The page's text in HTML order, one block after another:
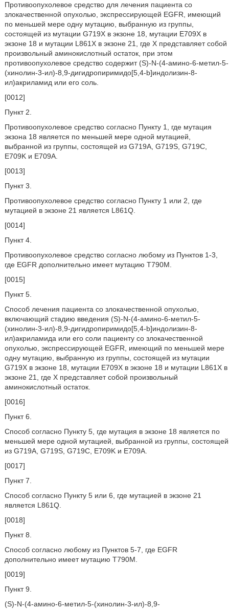
Противоопухолевое средство для лечения пациента со
злокачественной опухолью, экспрессирующей EGFR, имеющий
по меньшей мере одну мутацию, выбранную из группы,
состоящей из мутации G719X в экзоне 18, мутации E709X в
экзоне 18 и мутации L861X в экзоне 21, где X представляет собой
произвольный аминокислотный остаток, при этом
противоопухолевое средство содержит (S)-N-(4-амино-6-метил-5-
(хинолин-3-ил)-8,9-дигидропиримидо[5,4-b]индолизин-8-
ил)акриламид или его соль.
[0012]
Пункт 2.
Противоопухолевое средство согласно Пункту 1, где мутация
экзона 18 является по меньшей мере одной мутацией,
выбранной из группы, состоящей из G719A, G719S, G719C,
E709K и E709A.
[0013]
Пункт 3.
Противоопухолевое средство согласно Пункту 1 или 2, где
мутацией в экзоне 21 является L861Q.
[0014]
Пункт 4.
Противоопухолевое средство согласно любому из Пунктов 1-3,
где EGFR дополнительно имеет мутацию T790M.
[0015]
Пункт 5.
Способ лечения пациента со злокачественной опухолью,
включающий стадию введения (S)-N-(4-амино-6-метил-5-
(хинолин-3-ил)-8,9-дигидропиримидо[5,4-b]индолизин-8-
ил)акриламида или его соли пациенту со злокачественной
опухолью, экспрессирующей EGFR, имеющий по меньшей мере
одну мутацию, выбранную из группы, состоящей из мутации
G719X в экзоне 18, мутации E709X в экзоне 18 и мутации L861X в
экзоне 21, где X представляет собой произвольный
аминокислотный остаток.
[0016]
Пункт 6.
Способ согласно Пункту 5, где мутация в экзоне 18 является по
меньшей мере одной мутацией, выбранной из группы, состоящей
из G719A, G719S, G719C, E709K и E709A.
[0017]
Пункт 7.
Способ согласно Пункту 5 или 6, где мутацией в экзоне 21
является L861Q.
[0018]
Пункт 8.
Способ согласно любому из Пунктов 5-7, где EGFR
дополнительно имеет мутацию T790M.
[0019]
Пункт 9.
(S)-N-(4-амино-6-метил-5-(хинолин-3-ил)-8,9-